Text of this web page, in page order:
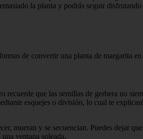
la planta y podrás seguir
de convertir una planta de margarita en
que las semillas de gerbera no
esquejes o división, lo cual te
mueran y se secuencian. Puedes dejar
ventana soleada.